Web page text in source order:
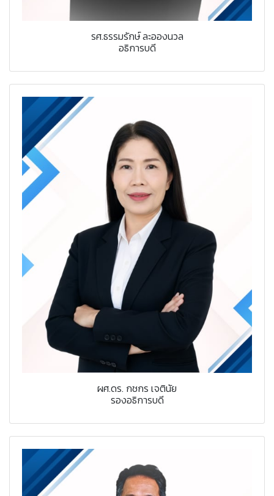
รศ.ธรรมรักษ์ ละอองนวล
อธิการบดี
ผศ.ดร. กชกร เจตินัย
รองอธิการบดี